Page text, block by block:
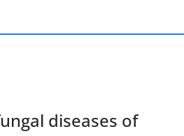
diseases of